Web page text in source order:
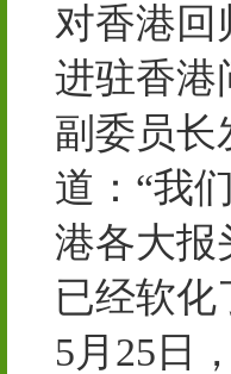
对香港回
进驻香港
副委员长
道：“我
港各大报
已经软化
5月25日